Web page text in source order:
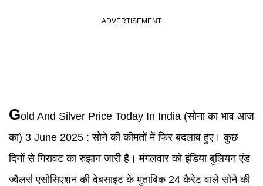
Gold And Silver Price Today In India (सोना का भाव आज
का) 3 June 2025 :सोने की कीमतों में फिर बदलाव हुए। कुछ
दिनों से गिरावट का रुझान जारी है। मंगलवार को इंडिया बुलियन एंड
ज्वैलर्स एसोसिएशन की वेबसाइट के मुताबिक 24 कैरेट वाले सोने की